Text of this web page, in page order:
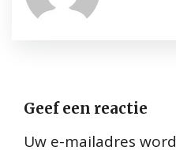
Geef een reactie
Uw e-mailadres